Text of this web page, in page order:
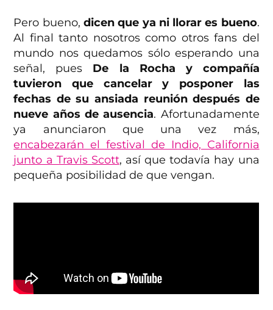
Pero bueno, dicen que ya ni llorar es bueno.
Al final tanto nosotros como otros fans del
mundo nos quedamos sólo esperando una
señal, pues De la Rocha y compañía
tuvieron que cancelar y posponer las
fechas de su ansiada reunión después de
nueve años de ausencia. Afortunadamente
ya anunciaron que una vez más,
encabezarán el festival de Indio, California
junto a Travis Scott, así que todavía hay una
pequeña posibilidad de que vengan.